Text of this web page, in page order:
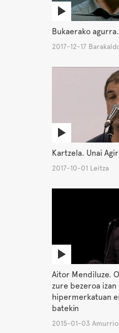
Bukaerako
2017-12-17
Kartzela. Unai
2017-10-01 Leitza
Aitor Mendiluze.
zure bezeroa izan
hipermerkatuan
batekin
2015-01-03 Amurrio